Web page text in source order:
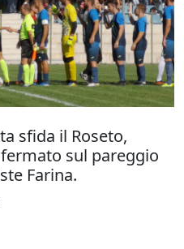
sfida il Roseto,
sul pareggio
Farina.